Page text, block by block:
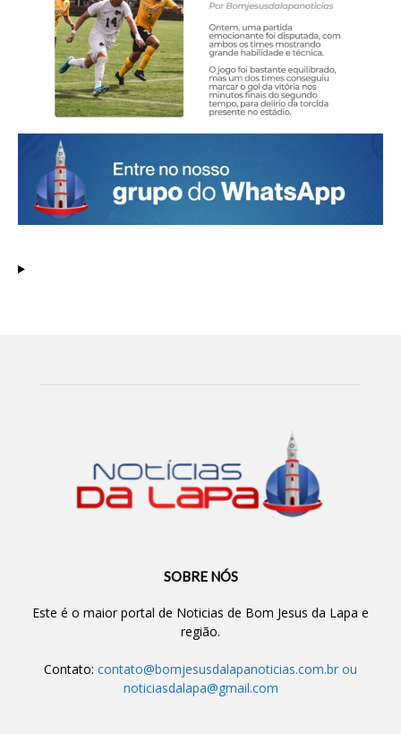
SOBRE NÓS
Este é o maior portal de Noticias de Bom Jesus da Lapa e
região.
Contato: contato@bomjesusdalapanoticias.com.br ou
noticiasdalapa@gmail.com